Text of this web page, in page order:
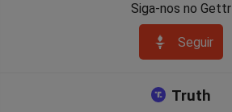
Siga-nos no Gettr
Seguir
Truth